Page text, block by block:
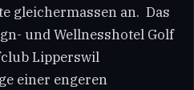
gleichermassen an. Das
und Wellnesshotel Golf
Lipperswil
einer engeren